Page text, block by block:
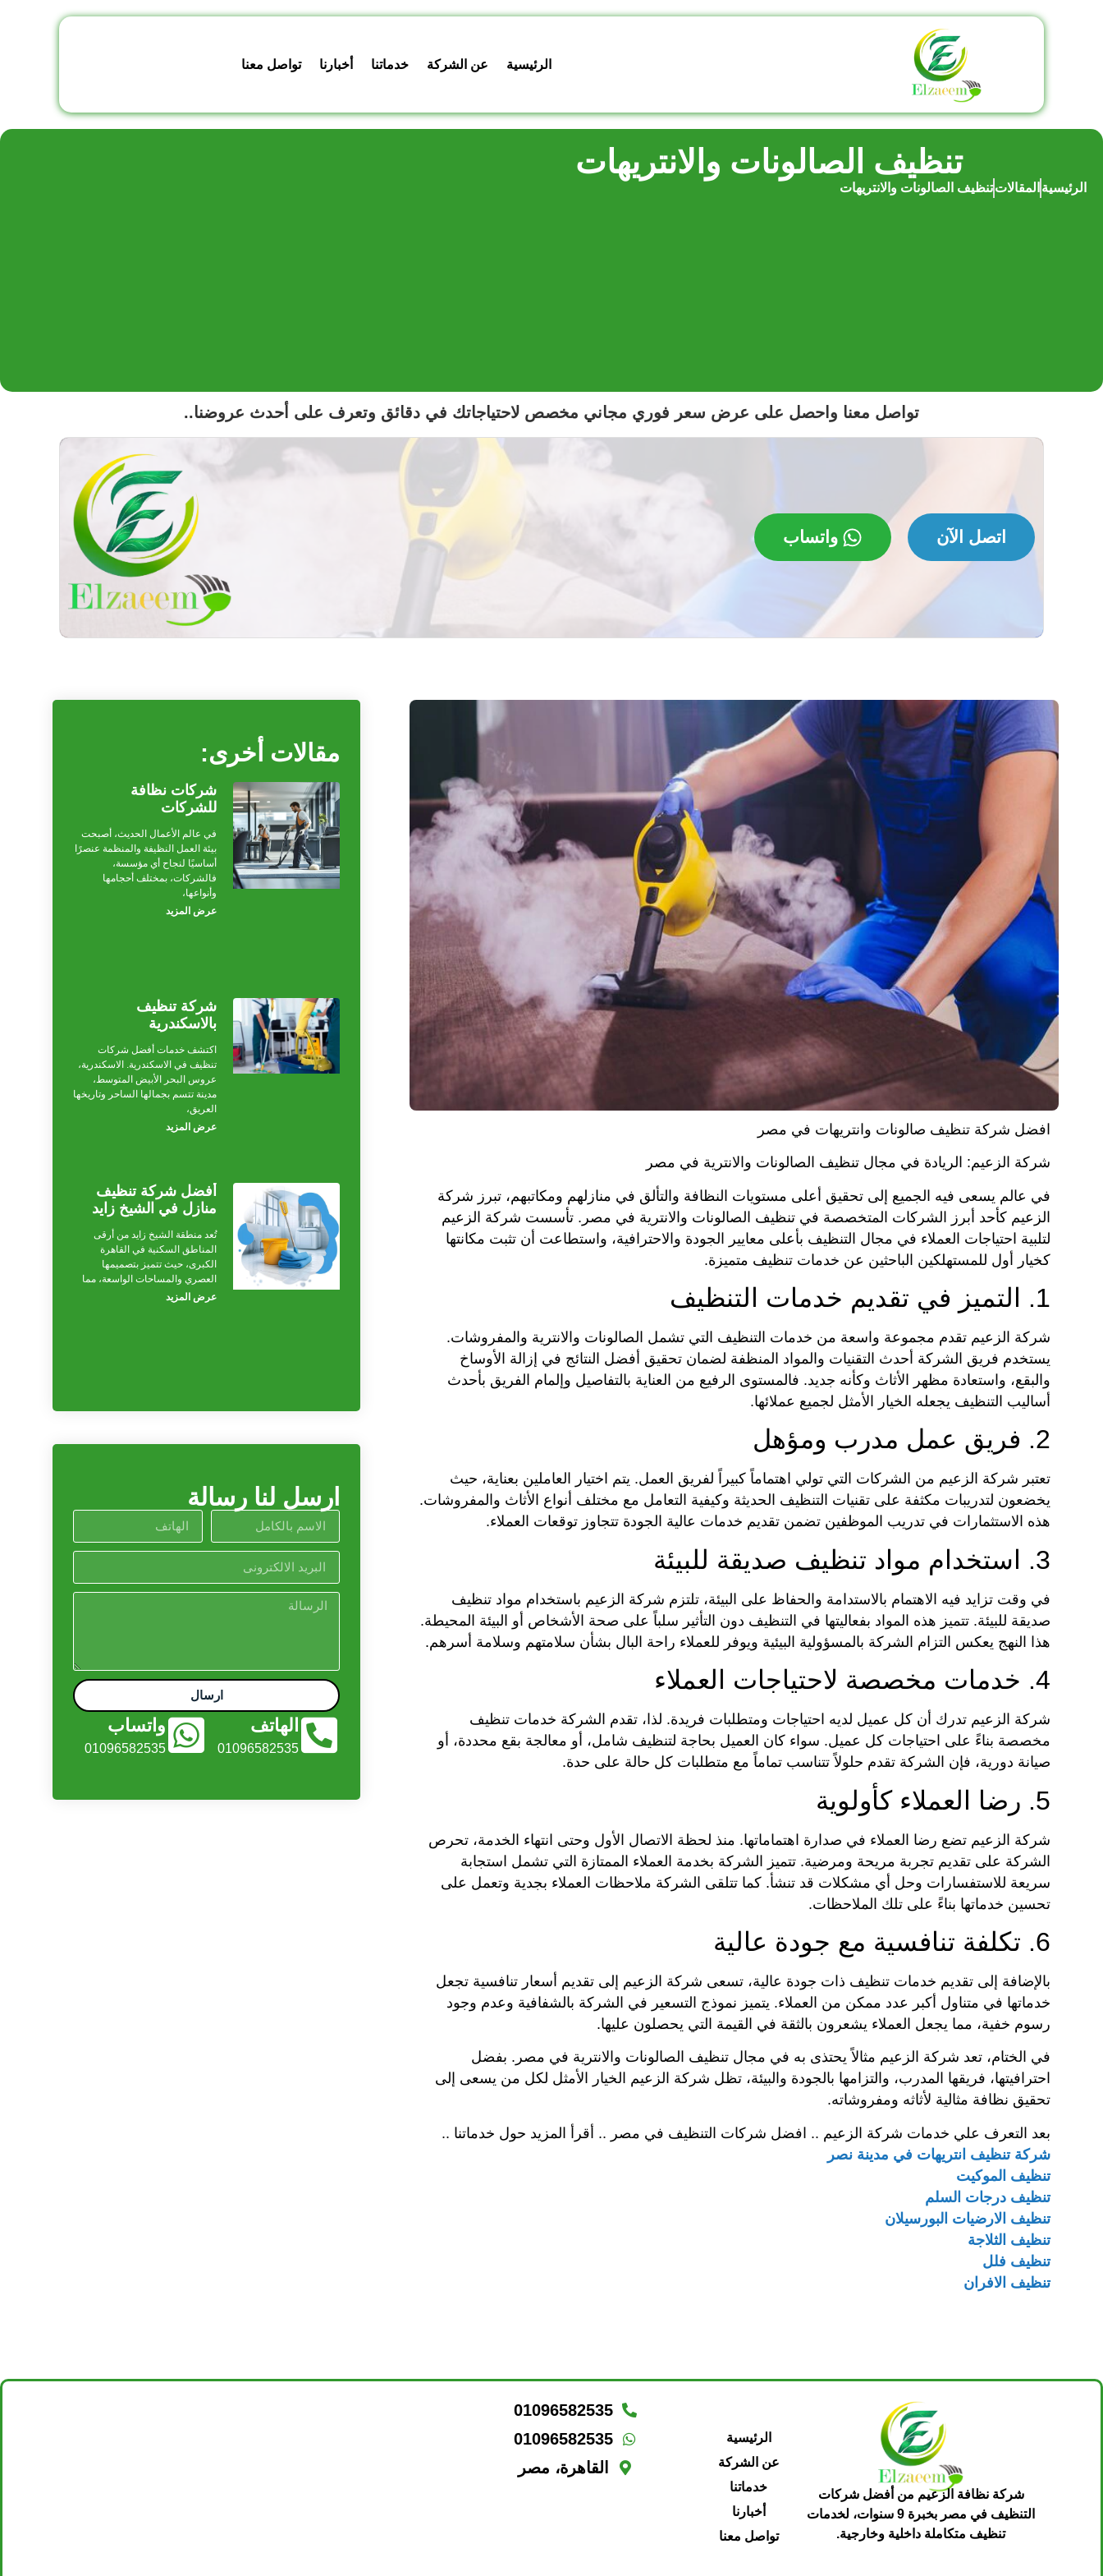
الرئيسية عن الشركة خدماتنا أخبارنا تواصل معنا
تنظيف الصالونات والانتريهات
الرئيسية المقالاتتنظيف الصالونات والانتريهات
تواصل معنا واحصل على عرض سعر فوري مجاني مخصص لاحتياجاتك في دقائق وتعرف على أحدث عروضنا..
اتصل الآن واتساب
افضل شركة تنظيف صالونات وانتريهات في مصر
شركة الزعيم: الريادة في مجال تنظيف الصالونات والانترية في مصر
في عالم يسعى فيه الجميع إلى تحقيق أعلى مستويات النظافة والتألق في منازلهم ومكاتبهم، تبرز شركة
الزعيم كأحد أبرز الشركات المتخصصة في تنظيف الصالونات والانترية في مصر. تأسست شركة الزعيم
لتلبية احتياجات العملاء في مجال التنظيف بأعلى معايير الجودة والاحترافية، واستطاعت أن تثبت مكانتها
كخيار أول للمستهلكين الباحثين عن خدمات تنظيف متميزة.
1. التميز في تقديم خدمات التنظيف
شركة الزعيم تقدم مجموعة واسعة من خدمات التنظيف التي تشمل الصالونات والانترية والمفروشات.
يستخدم فريق الشركة أحدث التقنيات والمواد المنظفة لضمان تحقيق أفضل النتائج في إزالة الأوساخ
والبقع، واستعادة مظهر الأثاث وكأنه جديد. فالمستوى الرفيع من العناية بالتفاصيل وإلمام الفريق بأحدث
أساليب التنظيف يجعله الخيار الأمثل لجميع عملائها.
2. فريق عمل مدرب ومؤهل
تعتبر شركة الزعيم من الشركات التي تولي اهتماماً كبيراً لفريق العمل. يتم اختيار العاملين بعناية، حيث
يخضعون لتدريبات مكثفة على تقنيات التنظيف الحديثة وكيفية التعامل مع مختلف أنواع الأثاث والمفروشات.
هذه الاستثمارات في تدريب الموظفين تضمن تقديم خدمات عالية الجودة تتجاوز توقعات العملاء.
3. استخدام مواد تنظيف صديقة للبيئة
في وقت تزايد فيه الاهتمام بالاستدامة والحفاظ على البيئة، تلتزم شركة الزعيم باستخدام مواد تنظيف
صديقة للبيئة. تتميز هذه المواد بفعاليتها في التنظيف دون التأثير سلباً على صحة الأشخاص أو البيئة المحيطة.
هذا النهج يعكس التزام الشركة بالمسؤولية البيئية ويوفر للعملاء راحة البال بشأن سلامتهم وسلامة أسرهم.
4. خدمات مخصصة لاحتياجات العملاء
شركة الزعيم تدرك أن كل عميل لديه احتياجات ومتطلبات فريدة. لذا، تقدم الشركة خدمات تنظيف
مخصصة بناءً على احتياجات كل عميل. سواء كان العميل بحاجة لتنظيف شامل، أو معالجة بقع محددة، أو
صيانة دورية، فإن الشركة تقدم حلولاً تتناسب تماماً مع متطلبات كل حالة على حدة.
5. رضا العملاء كأولوية
شركة الزعيم تضع رضا العملاء في صدارة اهتماماتها. منذ لحظة الاتصال الأول وحتى انتهاء الخدمة، تحرص
الشركة على تقديم تجربة مريحة ومرضية. تتميز الشركة بخدمة العملاء الممتازة التي تشمل استجابة
سريعة للاستفسارات وحل أي مشكلات قد تنشأ. كما تتلقى الشركة ملاحظات العملاء بجدية وتعمل على
تحسين خدماتها بناءً على تلك الملاحظات.
6. تكلفة تنافسية مع جودة عالية
بالإضافة إلى تقديم خدمات تنظيف ذات جودة عالية، تسعى شركة الزعيم إلى تقديم أسعار تنافسية تجعل
خدماتها في متناول أكبر عدد ممكن من العملاء. يتميز نموذج التسعير في الشركة بالشفافية وعدم وجود
رسوم خفية، مما يجعل العملاء يشعرون بالثقة في القيمة التي يحصلون عليها.
في الختام، تعد شركة الزعيم مثالاً يحتذى به في مجال تنظيف الصالونات والانترية في مصر. بفضل
احترافيتها، فريقها المدرب، والتزامها بالجودة والبيئة، تظل شركة الزعيم الخيار الأمثل لكل من يسعى إلى
تحقيق نظافة مثالية لأثاثه ومفروشاته.
بعد التعرف علي خدمات شركة الزعيم .. افضل شركات التنظيف في مصر .. أقرأ المزيد حول خدماتنا ..
شركة تنظيف انتريهات في مدينة نصر
تنظيف الموكيت
تنظيف درجات السلم
تنظيف الارضيات البورسيلان
تنظيف الثلاجة
تنظيف فلل
تنظيف الافران
مقالات أخرى:
شركات نظافة
للشركات
في عالم الأعمال الحديث، أصبحت
بيئة العمل النظيفة والمنظمة عنصرًا
أساسيًا لنجاح أي مؤسسة،
فالشركات، بمختلف أحجامها
وأنواعها،
عرض المزيد
شركة تنظيف
بالاسكندرية
اكتشف خدمات أفضل شركات
تنظيف في الاسكندرية. الاسكندرية،
عروس البحر الأبيض المتوسط،
مدينة تتسم بجمالها الساحر وتاريخها
العريق،
عرض المزيد
أفضل شركة تنظيف
منازل في الشيخ زايد
تُعد منطقة الشيخ زايد من أرقى
المناطق السكنية في القاهرة
الكبرى، حيث تتميز بتصميمها
العصري والمساحات الواسعة، مما
عرض المزيد
ارسل لنا رسالة
ارسال
الهاتف
01096582535
واتساب
01096582535
شركة نظافة الزعيم من أفضل شركات
التنظيف في مصر بخبرة 9 سنوات، لخدمات
تنظيف متكاملة داخلية وخارجية.
الرئيسية
عن الشركة
خدماتنا
أخبارنا
تواصل معنا
01096582535
01096582535
القاهرة، مصر